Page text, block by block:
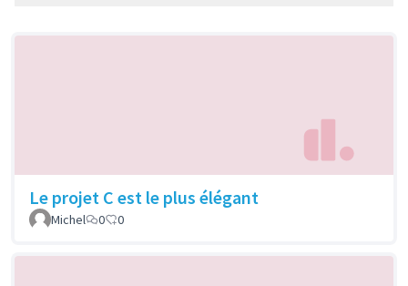
Le projet C est le plus élégant
Michel 0 0